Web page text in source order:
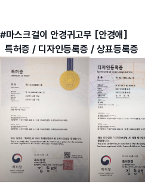
#마스크걸이 안경귀고무 [안경애]
특허증 / 디자인등록증 / 상표등록증